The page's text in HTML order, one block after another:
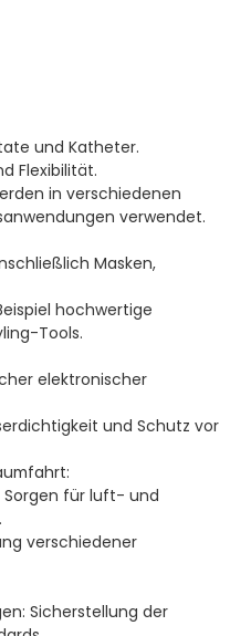
und Katheter.
Flexibilität.
in verschiedenen
verwendet.
Masken,
hochwertige
Tools.
elektronischer
und Schutz vor
für luft- und
verschiedener
Sicherstellung der